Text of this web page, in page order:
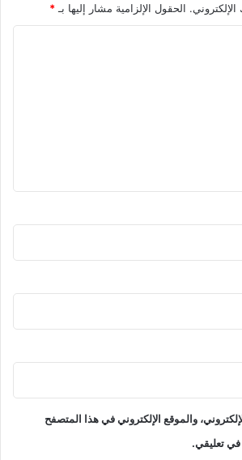
الحقول الإلزامية مشار إليها بـ *
والموقع الإلكتروني في هذا المتصفح
في تعليقي.